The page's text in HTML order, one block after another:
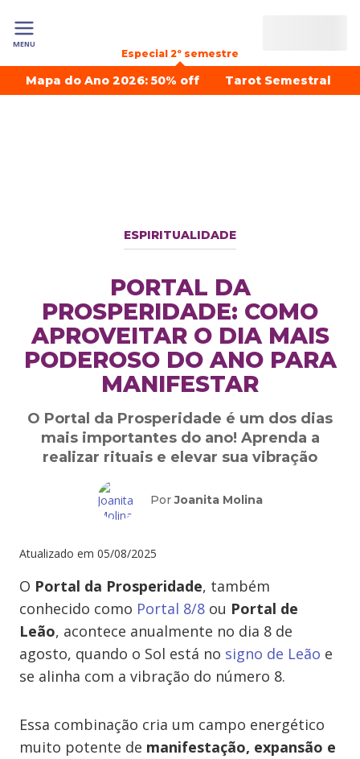
MENU
Especial 2º semestre
Mapa do Ano 2026: 50% off Tarot Semestral
ESPIRITUALIDADE
PORTAL DA
PROSPERIDADE: COMO
APROVEITAR O DIA MAIS
PODEROSO DO ANO PARA
MANIFESTAR
O Portal da Prosperidade é um dos dias
mais importantes do ano! Aprenda a
realizar rituais e elevar sua vibração
Por Joanita Molina
Atualizado em 05/08/2025
O Portal da Prosperidade, também
conhecido como Portal 8/8 ou Portal de
Leão, acontece anualmente no dia 8 de
agosto, quando o Sol está no signo de Leão e
se alinha com a vibração do número 8.
Essa combinação cria um campo energético
muito potente de manifestação, expansão e